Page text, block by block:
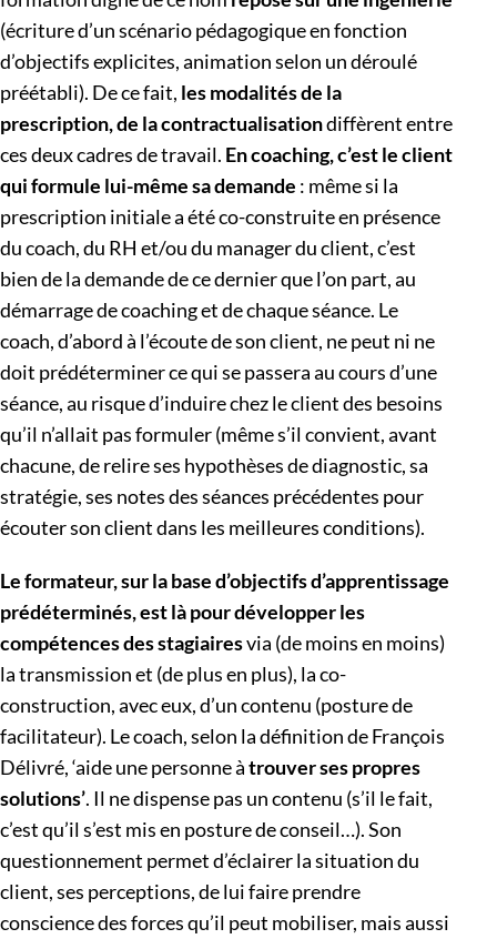
(écriture d’un scénario pédagogique en fonction
d’objectifs explicites, animation selon un déroulé
préétabli). De ce fait, les modalités de la
prescription, de la contractualisationdiffèrent entre
ces deux cadres de travail. En coaching, c’est le client
qui formule lui-même sa demande : même si la
prescription initiale a été co-construite en présence
du coach, du RH et/ou du manager du client, c’est
bien de la demande de ce dernier que l’on part, au
démarrage de coaching et de chaque séance. Le
coach, d’abord à l’écoute de son client, ne peut ni ne
doit prédéterminer ce qui se passera au cours d’une
séance, au risque d’induire chez le client des besoins
qu’il n’allait pas formuler (même s’il convient, avant
chacune, de relire ses hypothèses de diagnostic, sa
stratégie, ses notes des séances précédentes pour
écouter son client dans les meilleures conditions).
Le formateur, sur la base d’objectifs d’apprentissage
prédéterminés, est là pour développer les
compétences des stagiairesvia (de moins en moins)
la transmission et (de plus en plus), la co-
construction, avec eux, d’un contenu (posture de
facilitateur). Le coach, selon la définition de François
Délivré, ‘aide une personne àtrouver ses propres
solutions’. Il ne dispense pas un contenu (s’il le fait,
c’est qu’il s’est mis en posture de conseil…). Son
questionnement permet d’éclairer la situation du
client, ses perceptions, de lui faire prendre
conscience des forces qu’il peut mobiliser, mais aussi